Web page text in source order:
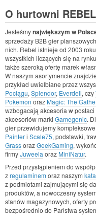
O hurtowni REBEL
Jesteśmynajwiększym w
sprzedaży B2B gier
nich. Rebel istnieje od 2003
wszystkich liczących się na
także szeroką ofertę marek
W naszym asortymencie
przykład uwielbiane przez
Pociągu, Splendor, Everdell, czy
Pokemon oraz Magic: The
wzbogacają akcesoria w postaci
akcesoriów marki Gamegenic.
gier przewidujemy
Painteri Scale75, podstawki,
GrassorazGeekGaming,
firmyJuweela oraz MiniNatur.
Przed przystąpieniem do
zregulaminem oraz naszym
z podmiotami zajmującymi się
produktów, a nowoczesny
stanów magazynowych, oferty
bezpośrednio do Państwa